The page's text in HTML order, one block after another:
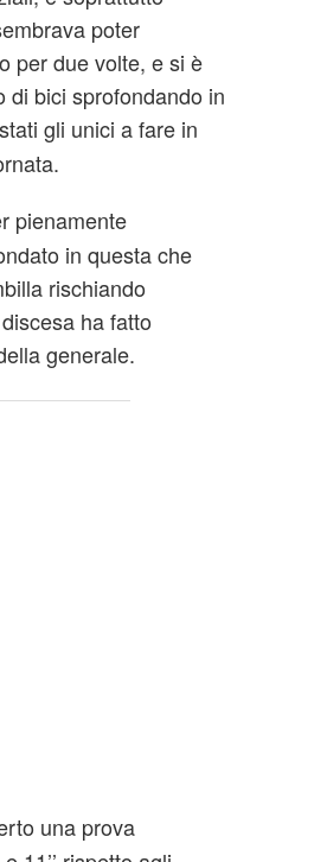
poter
per due volte, e si è
di bici sprofondando in
gli unici a fare in
pienamente
in questa che
rischiando
ha fatto
generale.
una prova